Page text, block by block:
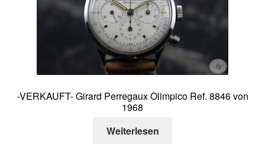
Über mich
-VERKAUFT- Girard Perregaux Olimpico Ref. 8846 von
1968
Weiterlesen